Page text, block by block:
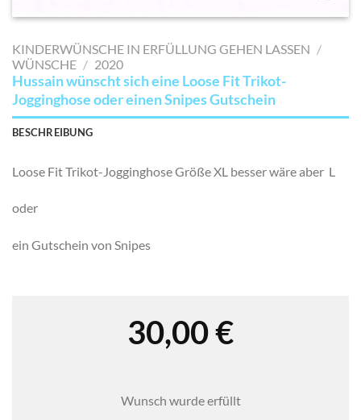
AUF MEINE
SETZEN
KINDERWÜNSCHE IN ERFÜLLUNG GEHEN LASSEN /
WÜNSCHE / 2020
Hussain wünscht sich eine Loose Fit Trikot-
Jogginghose oder einen Snipes Gutschein
BESCHREIBUNG
Loose Fit Trikot-Jogginghose Größe XL besser wäre aber L
oder
ein Gutschein von Snipes
30,00€
Wunsch wurde erfüllt